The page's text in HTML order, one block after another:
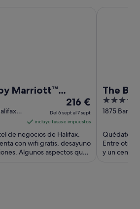
Marriott™
El
precio
es
de
216 €
por
216 €
Del 6 sept al 7 sept
incluye tasas e impuestos
de negocios de Halifax.
con wifi gratis, desayuno
Algunos aspectos que
The
3.5
out
5
1875
Quédate
Entre otras
y un centro